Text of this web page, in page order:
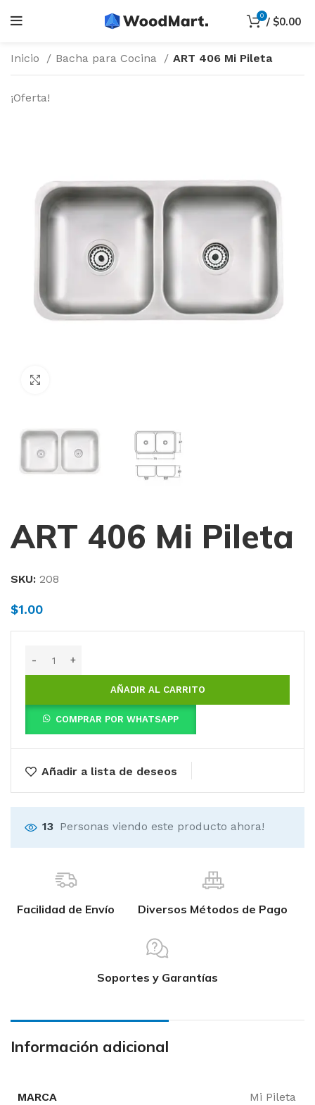
0 / $0.00
Inicio Bacha para Cocina ART 406 Mi Pileta
¡Oferta!
ART 406 Mi Pileta
SKU: 208
$1.00
AÑADIR AL CARRITO
COMPRAR POR WHATSAPP
Añadir a lista de deseos
13 Personas viendo este producto ahora!
Facilidad de Envío Diversos Métodos de Pago
Soportes y Garantías
Información adicional
MARCA Mi Pileta